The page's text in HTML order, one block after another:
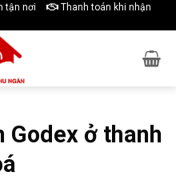
tận nơi
Thanh toán khi nhận
Godex ở thanh